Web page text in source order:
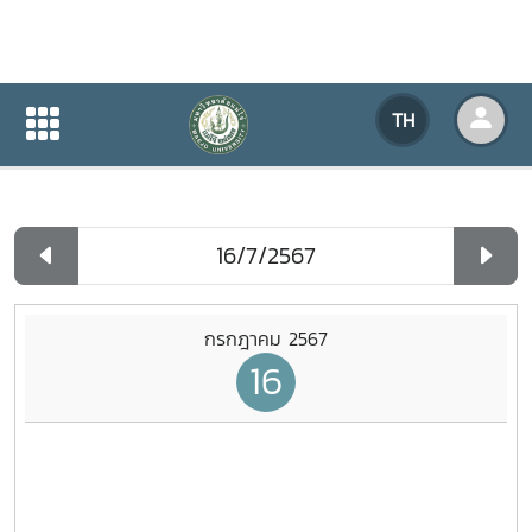
TH
ปฏิทินกิจกรรมของหน่วยงาน
ปฏิทินกิจกรรมของหน่วยงาน
กรกฎาคม 2567
16